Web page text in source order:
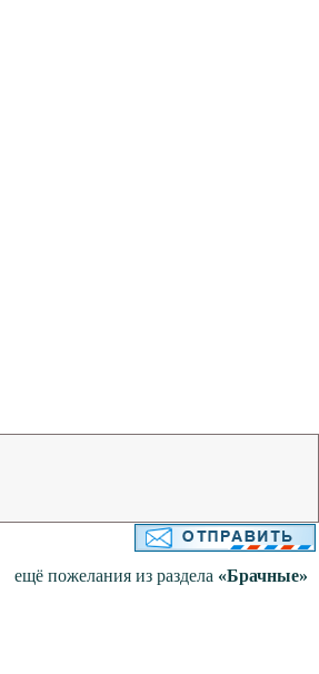
ещё пожелания из раздела «Брачные»